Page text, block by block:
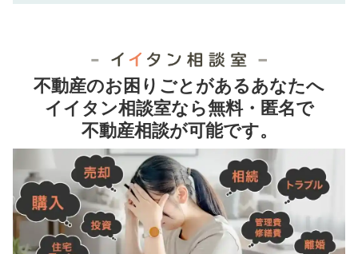
不動産のお困りごとがあるあなたへ
イイタン相談室なら無料・匿名で
不動産相談が可能です。